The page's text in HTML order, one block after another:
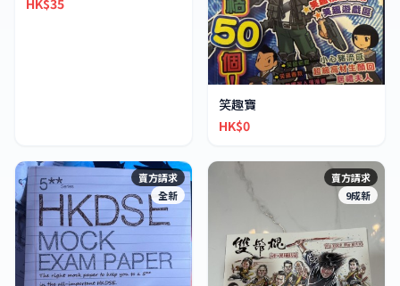
HK$35
笑趣寶
HK$0
賣方請求
全新
賣方請求
9成新